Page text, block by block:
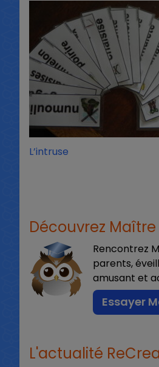
L’intruse
Découvrez
Rencontrez
parents,
amusant et
Essayer
L'actualité